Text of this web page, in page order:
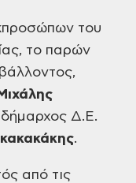
του
το παρών
Δ.Ε.
.
από τις